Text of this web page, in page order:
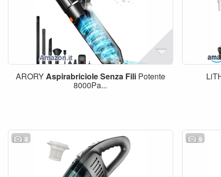
ARORYAspirabricioleSenza FiliPotente
8000Pa...
8 9